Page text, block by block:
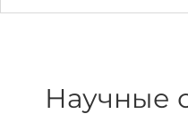
Научные